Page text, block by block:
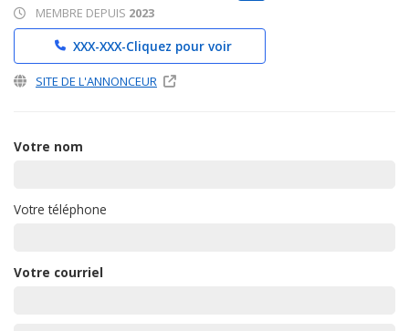
MEMBRE DEPUIS 2023
XXX-XXX-Cliquez pour voir
SITE DE L'ANNONCEUR
Votre nom
Votre téléphone
Votre courriel